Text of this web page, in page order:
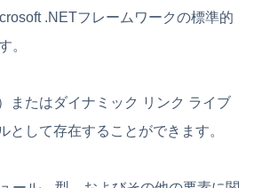
.NETフレームワークの標準的
。
またはダイナミック リンク ライブ
として存在することができます。